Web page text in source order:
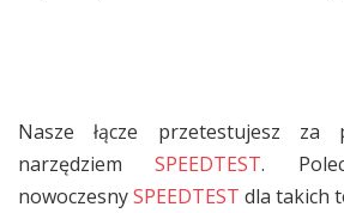
Nasze łącze przetestujesz
narzędziemSPEEDTEST.
nowoczesnySPEEDTEST dla takich